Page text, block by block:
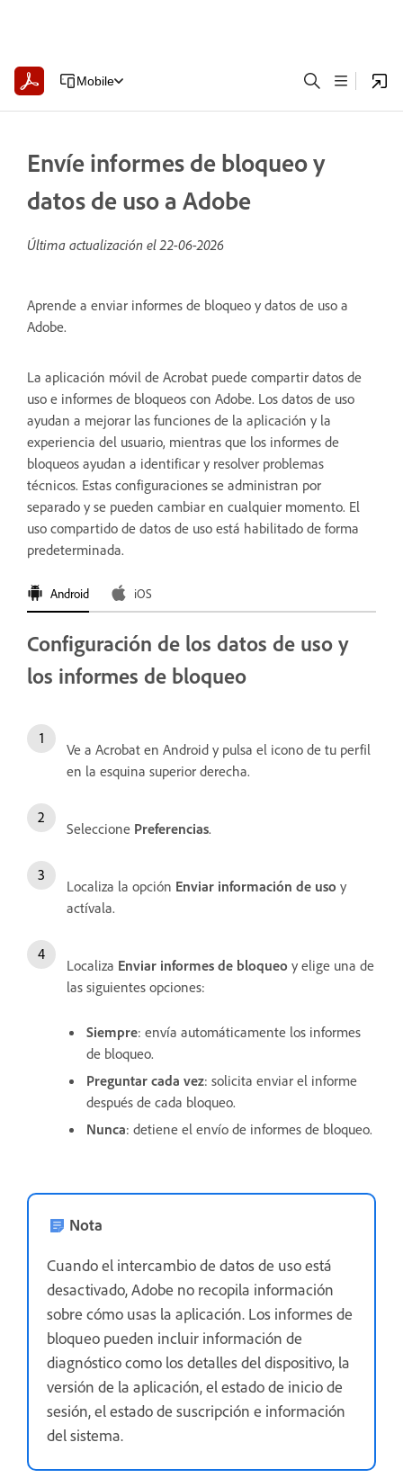
Mobile
Envíe informes de bloqueo y
datos de uso a Adobe
Última actualización el22-06-2026
Aprende a enviar informes de bloqueo y datos de uso a
Adobe.
La aplicación móvil de Acrobat puede compartir datos de
uso e informes de bloqueos con Adobe. Los datos de uso
ayudan a mejorar las funciones de la aplicación y la
experiencia del usuario, mientras que los informes de
bloqueos ayudan a identificar y resolver problemas
técnicos. Estas configuraciones se administran por
separado y se pueden cambiar en cualquier momento. El
uso compartido de datos de uso está habilitado de forma
predeterminada.
Android iOS
Configuración de los datos de uso y
los informes de bloqueo
Ve a Acrobat en Android y pulsa el icono de tu perfil
en la esquina superior derecha.
Seleccione Preferencias.
Localiza la opción Enviar información de uso y
actívala.
Localiza Enviar informes de bloqueo y elige una de
las siguientes opciones:
Siempre: envía automáticamente los informes
de bloqueo.
Preguntar cada vez: solicita enviar el informe
después de cada bloqueo.
Nunca: detiene el envío de informes de bloqueo.
Nota
Cuando el intercambio de datos de uso está
desactivado, Adobe no recopila información
sobre cómo usas la aplicación. Los informes de
bloqueo pueden incluir información de
diagnóstico como los detalles del dispositivo, la
versión de la aplicación, el estado de inicio de
sesión, el estado de suscripción e información
del sistema.